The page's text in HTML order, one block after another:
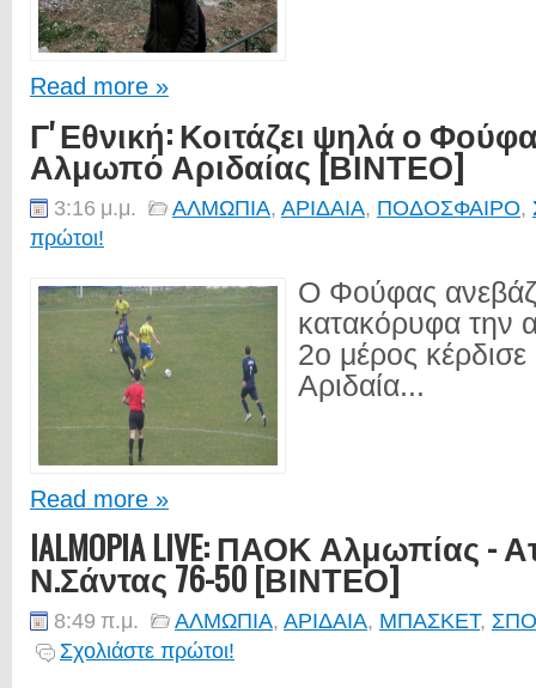
Read more »
Γ' Εθνική: Κοιτάζει ψηλά ο
Αλμωπό Αριδαίας [ΒΙΝΤΕΟ]
3:16 μ.μ. ΑΛΜΩΠΙΑ, ΑΡΙΔΑΙΑ, ΠΟΔΟΣΦΑΙΡΟ,
πρώτοι!
Ο Φούφας
κατακόρυφα την
2ο μέρος
Αριδαία...
Read more »
IALMOPIA LIVE: ΠΑΟΚ Αλμωπίας -
Ν.Σάντας 76-50 [ΒΙΝΤΕΟ]
8:49 π.μ. ΑΛΜΩΠΙΑ, ΑΡΙΔΑΙΑ, ΜΠΑΣΚΕΤ,
Σχολιάστε πρώτοι!